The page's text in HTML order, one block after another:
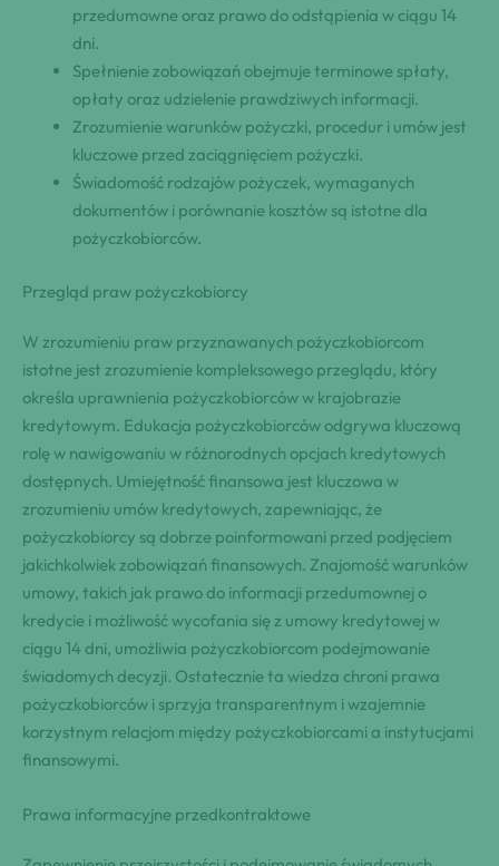
przedumowne oraz prawo do odstąpienia w ciągu 14
dni.
Spełnienie zobowiązań obejmuje terminowe spłaty,
opłaty oraz udzielenie prawdziwych informacji.
Zrozumienie warunków pożyczki, procedur i umów jest
kluczowe przed zaciągnięciem pożyczki.
Świadomość rodzajów pożyczek, wymaganych
dokumentów i porównanie kosztów są istotne dla
pożyczkobiorców.
Przegląd praw pożyczkobiorcy
W zrozumieniu praw przyznawanych pożyczkobiorcom
istotne jest zrozumienie kompleksowego przeglądu, który
określa uprawnienia pożyczkobiorców w krajobrazie
kredytowym. Edukacja pożyczkobiorców odgrywa kluczową
rolę w nawigowaniu w różnorodnych opcjach kredytowych
dostępnych. Umiejętność finansowa jest kluczowa w
zrozumieniu umów kredytowych, zapewniając, że
pożyczkobiorcy są dobrze poinformowani przed podjęciem
jakichkolwiek zobowiązań finansowych. Znajomość warunków
umowy, takich jak prawo do informacji przedumownej o
kredycie i możliwość wycofania się z umowy kredytowej w
ciągu 14 dni, umożliwia pożyczkobiorcom podejmowanie
świadomych decyzji. Ostatecznie ta wiedza chroni prawa
pożyczkobiorców i sprzyja transparentnym i wzajemnie
korzystnym relacjom między pożyczkobiorcami a instytucjami
finansowymi.
Prawa informacyjne przedkontraktowe